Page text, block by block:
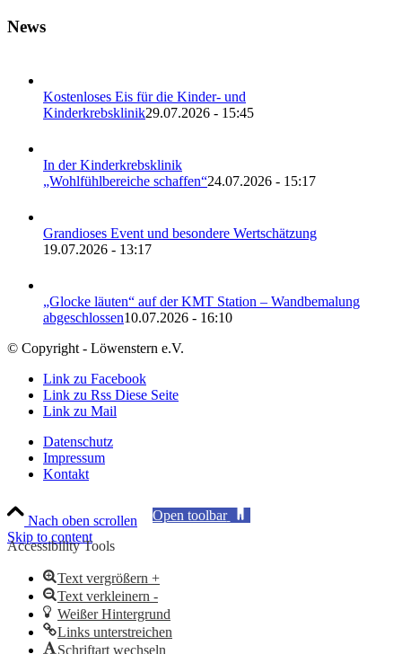
News
Kostenloses Eis für die Kinder- und
Kinderkrebsklinik29.07.2026 - 15:45
In der Kinderkrebsklinik
„Wohlfühlbereiche schaffen“24.07.2026 - 15:17
Grandioses Event und besondere Wertschätzung
19.07.2026 - 13:17
„Glocke läuten“ auf der KMT Station – Wandbemalung
abgeschlossen10.07.2026 - 16:10
© Copyright - Löwenstern e.V.
Link zu Facebook
Link zu Rss Diese Seite
Link zu Mail
Datenschutz
Impressum
Kontakt
Nach oben scrollen
Skip to content
Open toolbar
Accessibility Tools
Text vergrößern +
Text verkleinern -
Weißer Hintergrund
Links unterstreichen
Schriftart wechseln